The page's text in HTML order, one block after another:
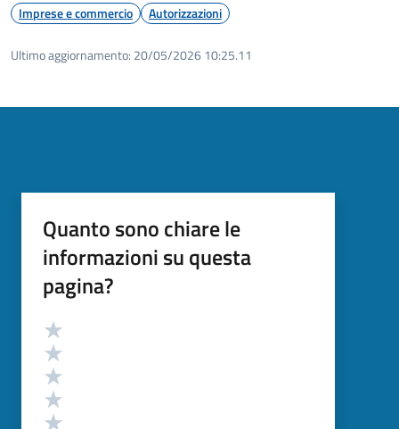
Imprese e commercio Autorizzazioni
Ultimo aggiornamento: 20/05/2026 10:25.11
Quanto sono chiare le
informazioni su questa
pagina?
Valutazione